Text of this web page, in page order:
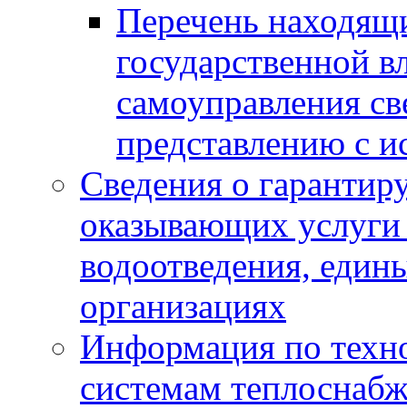
Перечень
государственной
самоуправления
представлению с
Сведения о
оказывающих
водоотведения,
организациях
Информация по
системам